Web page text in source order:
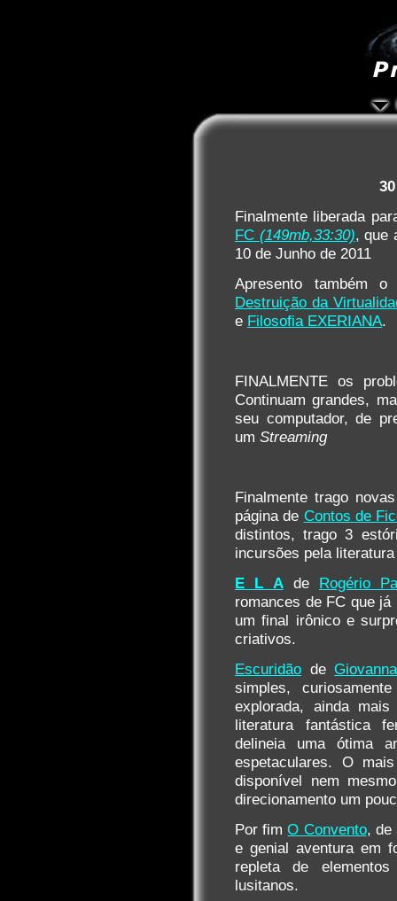
Finalmente liberada
FC (149mb,33:30), que
10 de Junho de 2011
Apresento também
Destruição da
e Filosofia EXERIANA.
FINALMENTE os
Continuam grandes,
seu computador, de
um Streaming
Finalmente trago
página de Contos de
distintos, trago 3
incursões pela
E L Ade Rogério
romances de FC que
um final irônico e
criativos.
Escuridão de
simples,
explorada, ainda
literatura fantástica
delineia uma ótima
espetaculares. O
disponível nem
direcionamento um
Por fimO Convento, de
e genial aventura em
repleta de
lusitanos.